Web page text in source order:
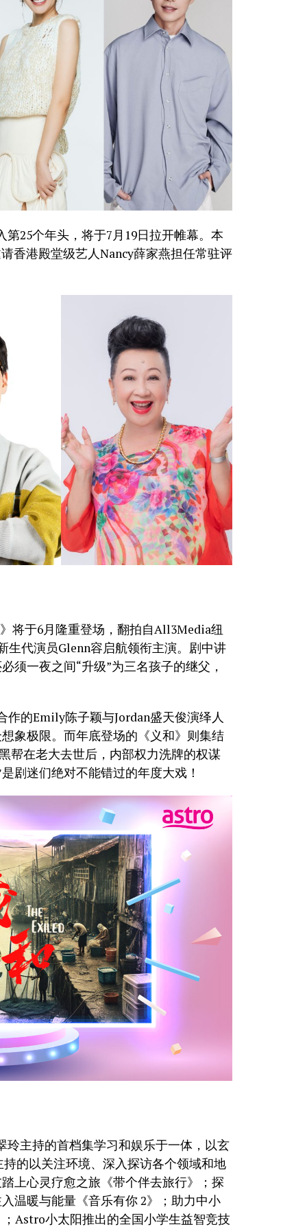
25个年头，将于7月19日拉开帷幕。本
香港殿堂级艺人Nancy薛家燕担任常驻评
将于6月隆重登场，翻拍自All3Media纽
生代演员Glenn容启航领衔主演。剧中讲
须一夜之间“升级”为三名孩子的继父，
的Emily陈子颖与Jordan盛天俊演绎人
象极限。而年底登场的《义和》则集结
帮在老大去世后，内部权力洗牌的权谋
剧迷们绝对不能错过的年度大戏！
主持的首档集学习和娱乐于一体，以玄
的以关注环境、深入探访各个领域和地
上心灵疗愈之旅《带个伴去旅行》；探
温暖与能量《音乐有你 2》；助力中小
Astro小太阳推出的全国小学生益智竞技